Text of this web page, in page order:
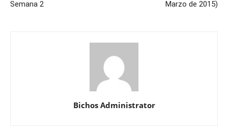
Semana 2
Marzo de 2015)
Bichos Administrator